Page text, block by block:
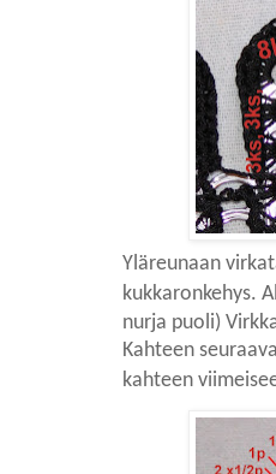
Yläreunaan
kukkaronkehys.
nurja puoli)
Kahteen
kahteen